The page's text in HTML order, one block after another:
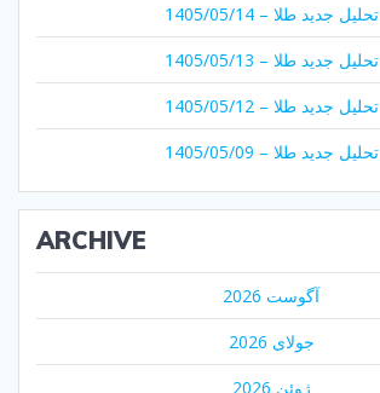
تحلیل جدید طلا – 1405/05/14
تحلیل جدید طلا – 1405/05/13
تحلیل جدید طلا – 1405/05/12
تحلیل جدید طلا – 1405/05/09
ARCHIVE
آگوست 2026
جولای 2026
ژوئن 2026